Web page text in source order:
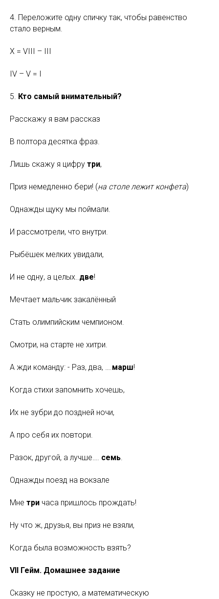
4. Переложите одну спичку так, чтобы равенство
стало верным.
X = VIII – III
IV – V = I
5. Кто самый внимательный?
Расскажу я вам рассказ
В полтора десятка фраз.
Лишь скажу я цифру три,
Приз немедленно бери! (на столе лежит конфета)
Однажды щуку мы поймали.
И рассмотрели, что внутри.
Рыбёшек мелких увидали,
И не одну, а целых..две!
Мечтает мальчик закалённый
Стать олимпийским чемпионом.
Смотри, на старте не хитри.
А жди команду: - Раз, два, ….марш!
Когда стихи запомнить хочешь,
Их не зубри до поздней ночи,
А про себя их повтори.
Разок, другой, а лучше…. семь.
Однажды поезд на вокзале
Мне три часа пришлось прождать!
Ну что ж, друзья, вы приз не взяли,
Когда была возможность взять?
VII Гейм. Домашнее задание
Сказку не простую, а математическую